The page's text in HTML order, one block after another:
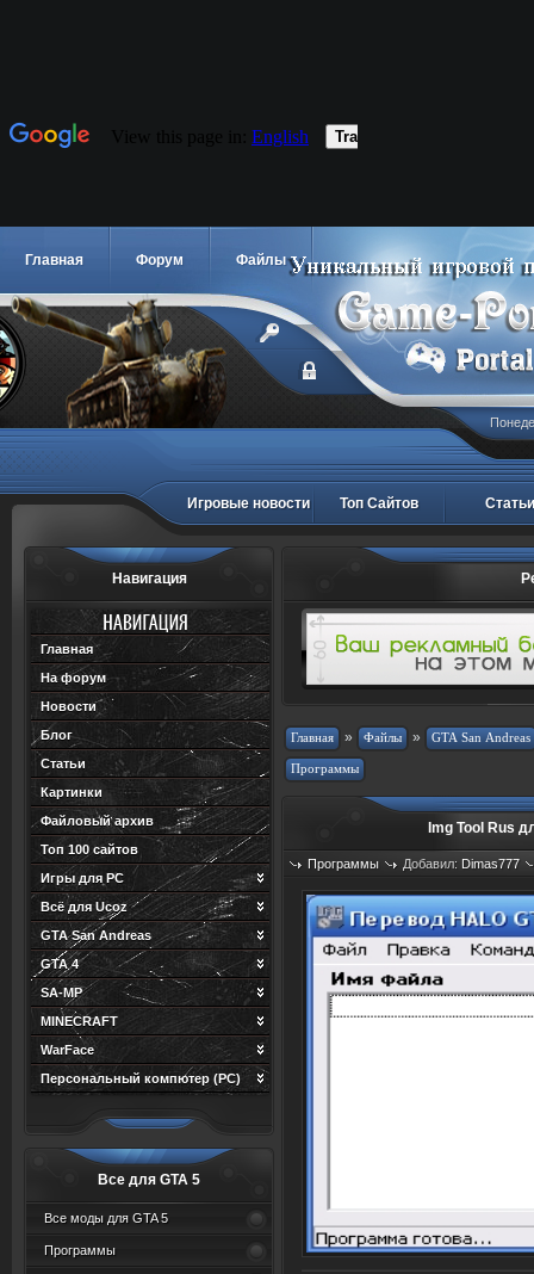
Главная Форум Файлы
Игровые новости Топ Сайтов Статьи
Навигация
Главная
На форум
Новости
Блог
Статьи
Картинки
Файловый архив
Топ 100 сайтов
Игры для PC
Всё для Ucoz
GTA San Andreas
GTA 4
SA-MP
MINECRAFT
WarFace
Персональный компютер (PC)
Все для GTA 5
Все моды для GTA 5
Программы
» »
Img Tool Rus
Программы Добавил: Dimas777